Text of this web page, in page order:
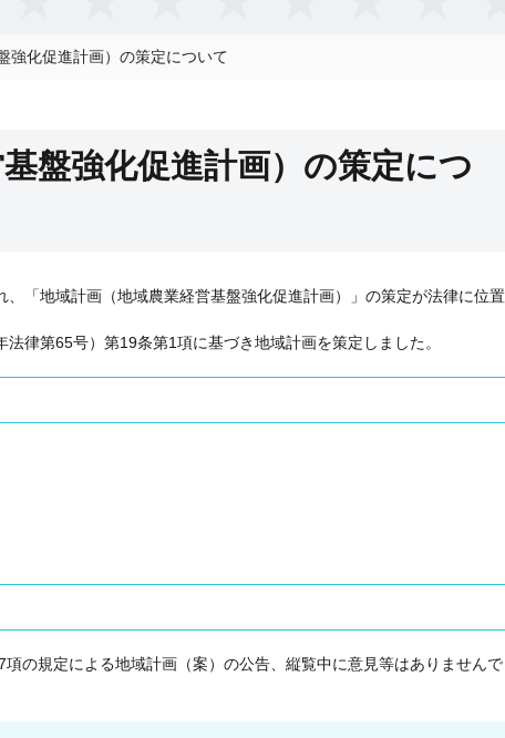
強化促進計画）の策定について
盤強化促進計画）の策定につ
「地域計画（地域農業経営基盤強化促進計画）」の策定が法律に位置
律第65号）第19条第1項に基づき地域計画を策定しました。
の規定による地域計画（案）の公告、縦覧中に意見等はありませんで